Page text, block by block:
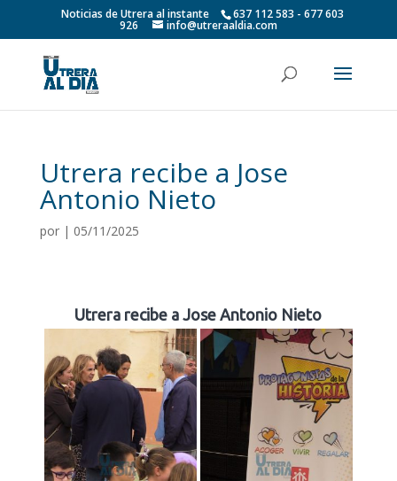
Noticias de Utrera al instante 637 112 583 - 677 603
926 info@utreraaldia.com
Utrera recibe a Jose
Antonio Nieto
por | 05/11/2025
Utrera recibe a Jose Antonio Nieto